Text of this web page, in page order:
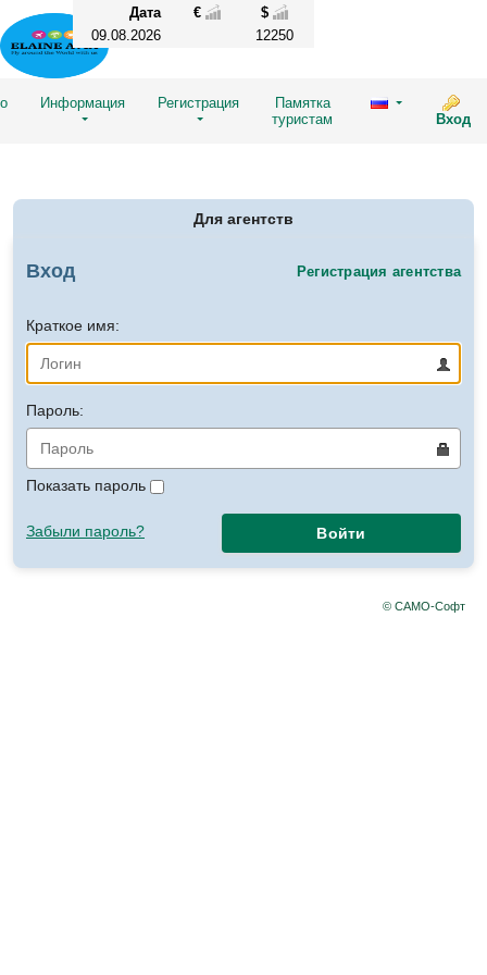
Дата €
$
09.08.2026
12250
Информация Регистрация
Памятка
туристам
Вход
Для агентств
Вход Регистрация агентства
Краткое имя:
Пароль:
Показать пароль
Забыли пароль? Войти
© САМО-Софт